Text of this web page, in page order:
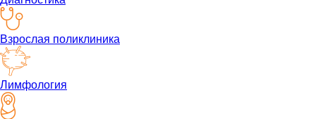
Взрослая поликлиника
Лимфология